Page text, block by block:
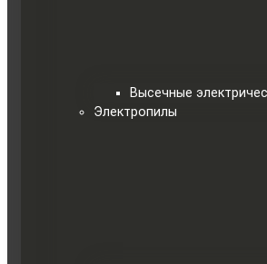
Высечные
Электропилы